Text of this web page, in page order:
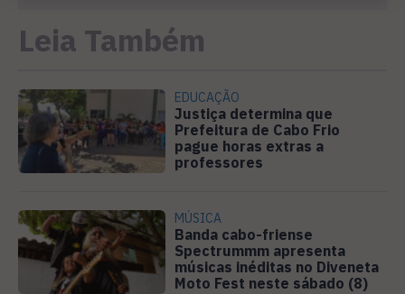
Leia Também
EDUCAÇÃO
Justiça determina que
Prefeitura de Cabo Frio
pague horas extras a
professores
MÚSICA
Banda cabo-friense
Spectrummm apresenta
músicas inéditas no Diveneta
Moto Fest neste sábado (8)